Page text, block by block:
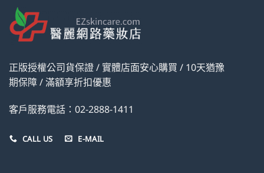
正版授權公司貨保證 / 實體店面安心購買 / 10天猶豫
期保障 / 滿額享折扣優惠
客戶服務電話：02-2888-1411
CALL US E-MAIL